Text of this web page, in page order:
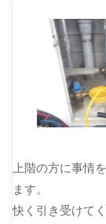
上階の方に事情
ます。
快く引き受けて